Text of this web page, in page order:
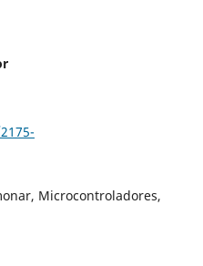
Microcontroladores,